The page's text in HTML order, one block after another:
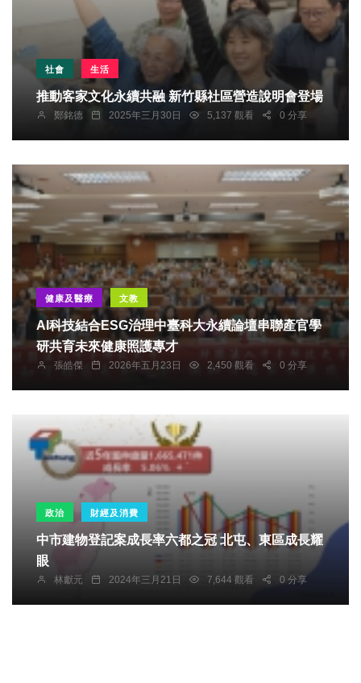
社會 生活
推動客家文化永續共融 新竹縣社區營造說明會登場
鄭銘德 2025年三月30日 5,137 觀看 0 分享
健康及醫療 文教
AI科技結合ESG治理中臺科大永續論壇串聯產官學
研共育未來健康照護專才
張皓傑 2026年五月23日 2,450 觀看 0 分享
政治 財經及消費
中市建物登記案成長率六都之冠 北屯、東區成長耀
眼
林獻元 2024年三月21日 7,644 觀看 0 分享